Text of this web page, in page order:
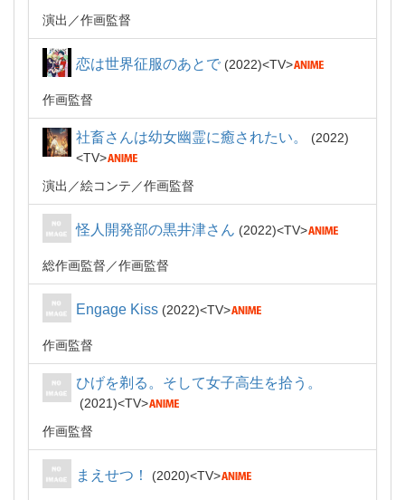
演出 作画監督
恋は世界征服のあとで 2022 TV
作画監督
社畜さんは幼女幽霊に癒されたい。
2022
TV
演出
絵コンテ 作画監督
怪人開発部の黒井津さん 2022 TV
総作画監督 作画監督
Engage Kiss 2022 TV
作画監督
ひげを剃る。そして女子高生を拾う。
2021
TV
作画監督
まえせつ！ 2020 TV